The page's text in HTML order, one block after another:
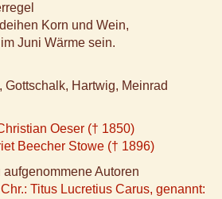
Korn und Wein,
Juni Wärme sein.
Gottschalk, Hartwig, Meinrad
Oeser († 1850)
Beecher Stowe († 1896)
Autoren
Titus Lucretius Carus, genannt: